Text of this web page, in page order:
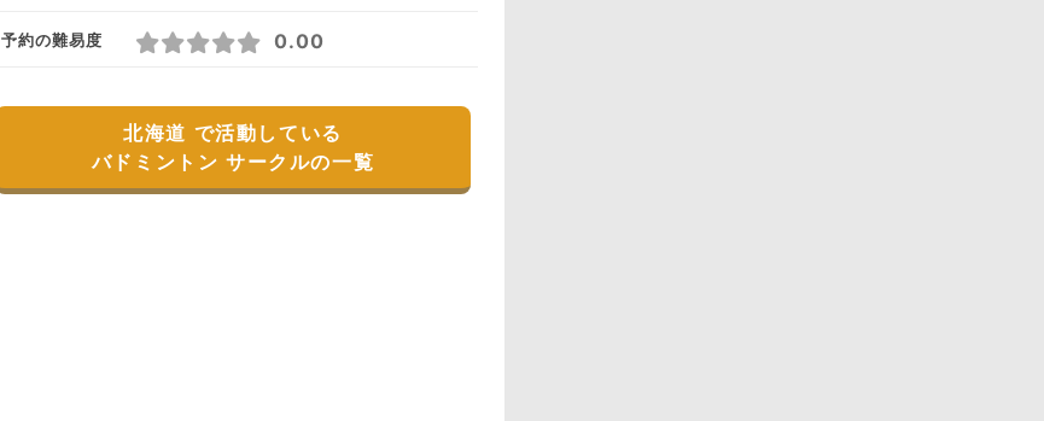
予約の難易度 0.00
北海道 で活動している
バドミントン サークルの一覧